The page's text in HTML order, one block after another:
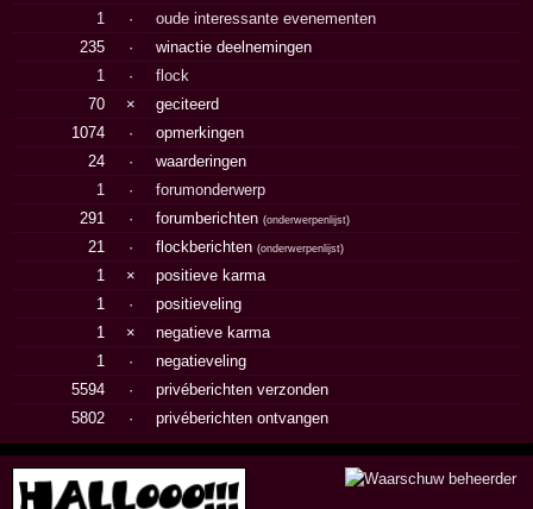
1
·
oude interessante evenementen
235
·
winactie deelnemingen
1
·
flock
70
×
geciteerd
1074
·
opmerkingen
24
·
waarderingen
1
·
forumonderwerp
291
· forumberichten(onderwerpenlijst)
21 · flockberichten(onderwerpenlijst)
1 ×
positieve karma
1
·
positieveling
1
×
negatieve karma
1
·
negatieveling
5594
·
privéberichten verzonden
5802
· privéberichten ontvangen